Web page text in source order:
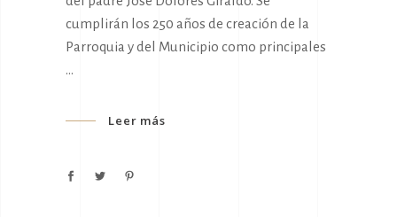
cumplirán los 250 años de creación de la
Parroquia y del Municipio como principales
Leer más